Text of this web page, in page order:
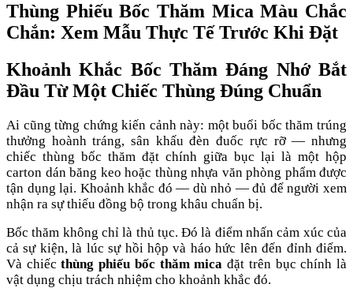
Thùng Phiếu Bốc Thăm Mica Màu Chắc
Chắn: Xem Mẫu Thực Tế Trước Khi Đặt
Khoảnh Khắc Bốc Thăm Đáng Nhớ Bắt
Đầu Từ Một Chiếc Thùng Đúng Chuẩn
Ai cũng từng chứng kiến cảnh này: một buổi bốc thăm trúng
thưởng hoành tráng, sân khấu đèn đuốc rực rỡ — nhưng
chiếc thùng bốc thăm đặt chính giữa bục lại là một hộp
carton dán băng keo hoặc thùng nhựa văn phòng phẩm được
tận dụng lại. Khoảnh khắc đó — dù nhỏ — đủ để người xem
nhận ra sự thiếu đồng bộ trong khâu chuẩn bị.
Bốc thăm không chỉ là thủ tục. Đó là điểm nhấn cảm xúc của
cả sự kiện, là lúc sự hồi hộp và háo hức lên đến đỉnh điểm.
Và chiếcthùng phiếu bốc thăm mica đặt trên bục chính là
vật dụng chịu trách nhiệm cho khoảnh khắc đó.